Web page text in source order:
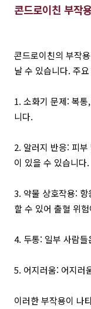
콘드로이친 부작
콘드로이친의 부작
날 수 있습니다. 주
1. 소화기 문제: 복
니다.
2. 알러지 반응: 피
이 있을 수 있습니다.
3. 약물 상호작용:
할 수 있어 출혈 위
4. 두통: 일부 사람
5. 어지러움: 어지러
이러한 부작용이 나